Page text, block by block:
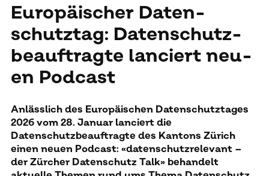
Eu­ro­päi­scher Da­ten­
schutz­tag: Da­ten­schutz­
be­auf­trag­te lan­ciert neu­
en Pod­cast
Anlässlich des Europäischen Datenschutztages
2026 vom 28. Januar lanciert die
Datenschutzbeauftragte des Kantons Zürich
einen neuen Podcast: «datenschutzrelevant –
der Zürcher Datenschutz Talk» behandelt